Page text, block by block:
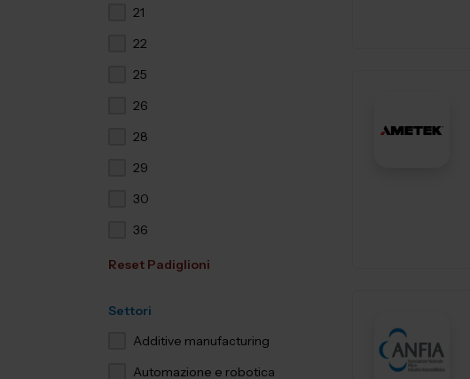
21
22
25
26
28
29
30
36
Reset Padiglioni
Settori
Additive manufacturing
Automazione e robotica